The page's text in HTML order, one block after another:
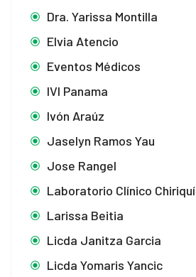
Dra. Yarissa Montilla
Elvia Atencio
Eventos Médicos
IVI Panama
Ivón Araúz
Jaselyn Ramos Yau
Jose Rangel
Laboratorio Clínico Chiriquí
Larissa Beitia
Licda Janitza Garcia
Licda Yomaris Yancic